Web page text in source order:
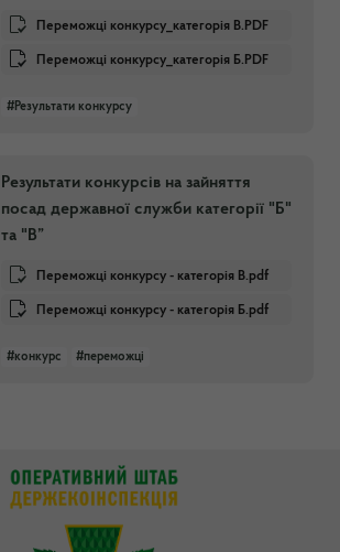
Переможці конкурсу_категорія В.PDF
Переможці конкурсу_категорія Б.PDF
#Результати конкурсу
Результати конкурсів на зайняття
посад державної служби категорії "Б"
та "В”
Переможці конкурсу - категорія В.pdf
Переможці конкурсу - категорія Б.pdf
#конкурс #переможці